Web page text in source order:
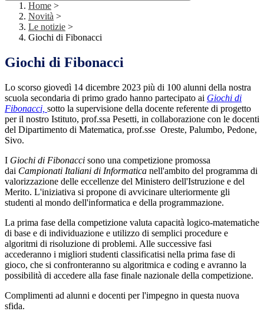
Home >
Novità >
Le notizie >
Giochi di Fibonacci
Giochi di Fibonacci
Lo scorso giovedì 14 dicembre 2023 più di 100 alunni della nostra
scuola secondaria di primo grado hanno partecipato ai Giochi di
Fibonacci, sotto la supervisione della docente referente di progetto
per il nostro Istituto, prof.ssa Pesetti, in collaborazione con le docenti
del Dipartimento di Matematica, prof.sse Oreste, Palumbo, Pedone,
Sivo.
I Giochi di Fibonacci sono una competizione promossa
dai Campionati Italiani di Informatica nell'ambito del programma di
valorizzazione delle eccellenze del Ministero dell'Istruzione e del
Merito. L'iniziativa si propone di avvicinare ulteriormente gli
studenti al mondo dell'informatica e della programmazione.
La prima fase della competizione valuta capacità logico-matematiche
di base e di individuazione e utilizzo di semplici procedure e
algoritmi di risoluzione di problemi. Alle successive fasi
accederanno i migliori studenti classificatisi nella prima fase di
gioco, che si confronteranno su algoritmica e coding e avranno la
possibilità di accedere alla fase finale nazionale della competizione.
Complimenti ad alunni e docenti per l'impegno in questa nuova
sfida.